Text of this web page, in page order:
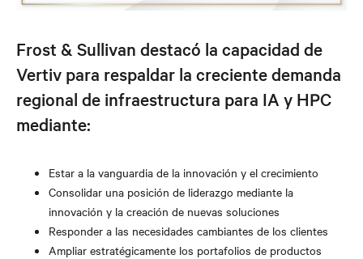
Frost & Sullivan destacó la capacidad de
Vertiv para respaldar la creciente demanda
regional de infraestructura para IA y HPC
mediante:
Estar a la vanguardia de la innovación y el crecimiento
Consolidar una posición de liderazgo mediante la
innovación y la creación de nuevas soluciones
Responder a las necesidades cambiantes de los clientes
Ampliar estratégicamente los portafolios de productos